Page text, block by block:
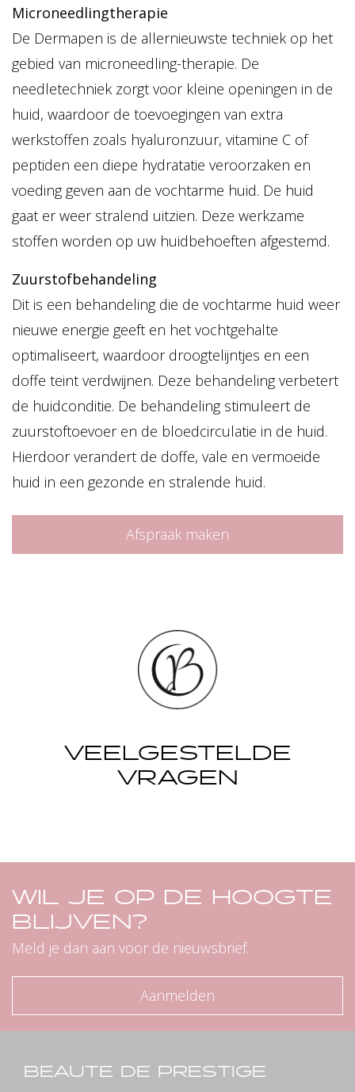
Microneedlingtherapie
De Dermapen is de allernieuwste techniek op het
gebied van microneedling-therapie. De
needletechniek zorgt voor kleine openingen in de
huid, waardoor de toevoegingen van extra
werkstoffen zoals hyaluronzuur, vitamine C of
peptiden een diepe hydratatie veroorzaken en
voeding geven aan de vochtarme huid. De huid
gaat er weer stralend uitzien. Deze werkzame
stoffen worden op uw huidbehoeften afgestemd.
Zuurstofbehandeling
Dit is een behandeling die de vochtarme huid weer
nieuwe energie geeft en het vochtgehalte
optimaliseert, waardoor droogtelijntjes en een
doffe teint verdwijnen. Deze behandeling verbetert
de huidconditie. De behandeling stimuleert de
zuurstoftoevoer en de bloedcirculatie in de huid.
Hierdoor verandert de doffe, vale en vermoeide
huid in een gezonde en stralende huid.
Afspraak maken
VEELGESTELDE
VRAGEN
WIL JE OP DE HOOGTE
BLIJVEN?
Meld je dan aan voor de nieuwsbrief.
Aanmelden
BEAUTE DE PRESTIGE